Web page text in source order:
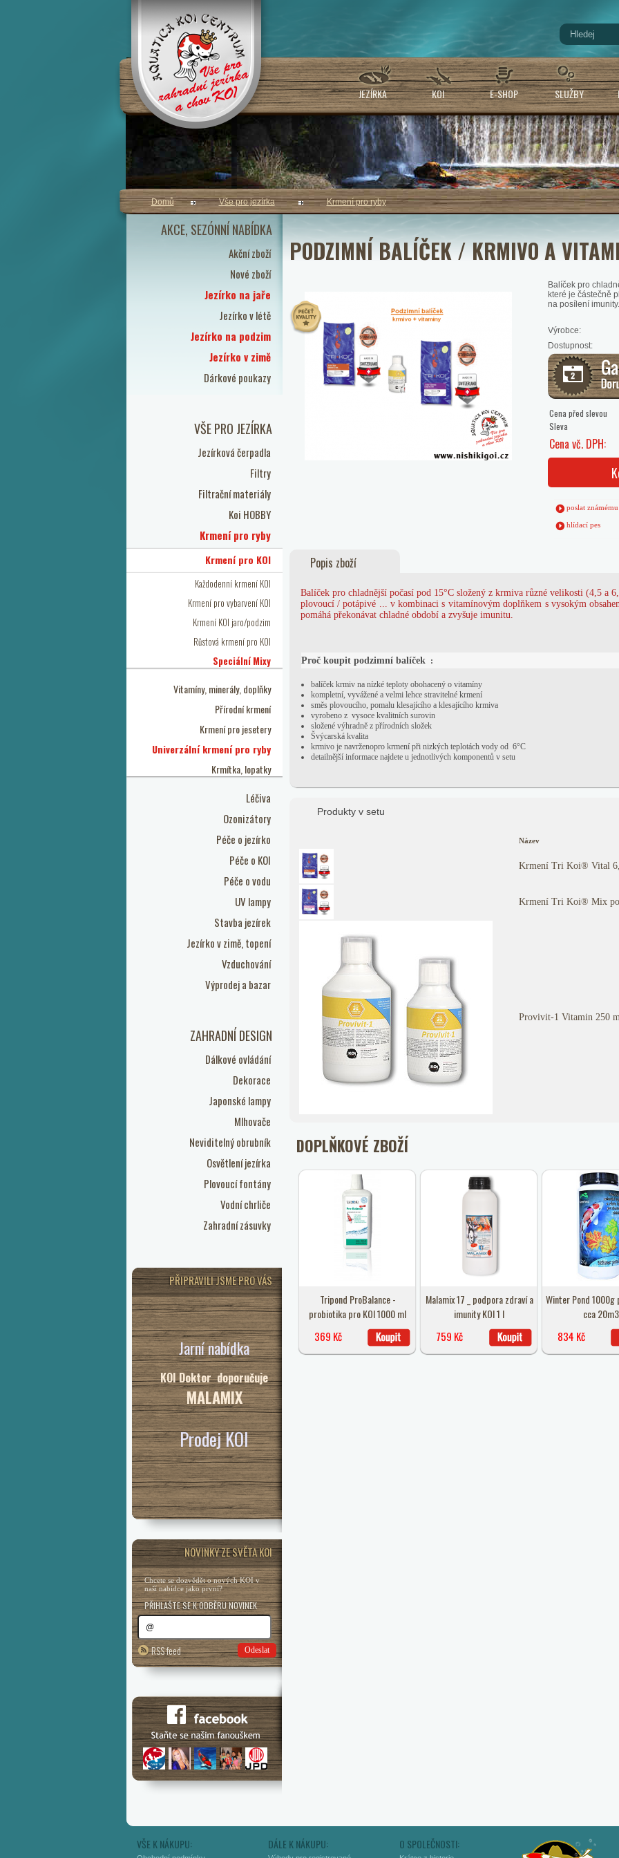
JEZÍRKA KOI E-SHOP SLUŽBY
AKCE, SEZÓNNÍ NABÍDKA
Akční zboží
Nové zboží
Jezírko na jaře
Jezírko v létě
Jezírko na podzim
Jezírko v zimě
Dárkové poukazy
VŠE PRO JEZÍRKA
Jezírková čerpadla
Filtry
Filtrační materiály
Koi HOBBY
Krmení pro ryby
Krmení pro KOI
Každodenní krmení KOI
Krmení pro vybarvení KOI
Krmení KOI jaro/podzim
Růstová krmení pro KOI
Speciální Mixy
Vitamíny, minerály, doplňky
Přírodní krmení
Krmení pro jesetery
Univerzální krmení pro ryby
Krmítka, lopatky
Léčiva
Ozonizátory
Péče o jezírko
Péče o KOI
Péče o vodu
UV lampy
Stavba jezírek
Jezírko v zimě, topení
Vzduchování
Výprodej a bazar
ZAHRADNÍ DESIGN
Dálkové ovládání
Dekorace
Japonské lampy
Mlhovače
Neviditelný obrubník
Osvětlení jezírka
Plovoucí fontány
Vodní chrliče
Zahradní zásuvky
PŘIPRAVILI JSME PRO VÁS
Jarní nabídka
KOI Doktor doporučuje
MALAMIX
Prodej KOI
NOVINKY ZE SVĚTA KOI
Chcete se dozvědět o nových KOI v
naší nabídce jako první?
PŘIHLAŠTE SE K ODBĚRU NOVINEK
RSS feed Odeslat
Domů Vše pro jezírka Krmení pro ryby
PODZIMNÍ BALÍČEK / KRMIVO A
Balíček pro
které je částečně
na posílení
Výrobce:
Dostupnost:
Cena před slevou
Sleva
Cena vč. DPH:
poslat známému
hlídací pes
Popis zboží
Balíček pro chladnější počasí pod 15°C složený z krmiva různé velikosti (4,5 a
plovoucí / potápivé ... v kombinaci s vitamínovým doplňkem s vysokým
pomáhá překonávat chladné období a zvyšuje imunitu.
Proč koupit podzimní balíček :
balíček krmiv na nízké teploty obohacený o vitamíny
kompletní, vyvážené a velmi lehce stravitelné krmení
směs plovoucího, pomalu klesajícího a klesajícího krmiva
vyrobeno z vysoce kvalitních surovin
složené výhradně z přírodních složek
Švýcarská kvalita
krmivo je navrženopro krmení při nizkých teplotách vody od 6°C
detailnější informace najdete u jednotlivých komponentů v setu
Produkty v setu
Název
Krmení Tri Koi® Vital
Krmení Tri Koi® Mix
Provivit-1 Vitamin 250
DOPLŇKOVÉ ZBOŽÍ
Tripond ProBalance -
probiotika pro KOI 1000 ml
369 Kč
Malamix 17 _ podpora zdraví a
imunity KOI 1 l
759 Kč
Winter Pond 1000g
cca 20m3
834 Kč
VŠE K NÁKUPU: DÁLE K NÁKUPU: O SPOLEČNOSTI: